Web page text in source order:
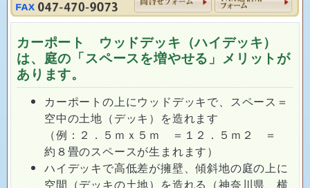
カーポート ウッドデッキ（ハイデッキ）
は、庭の「スペースを増やせる」メリットが
あります。
カーポートの上にウッドデッキで、スペース＝
空中の土地（デッキ）を造れます
（例：２．５ｍｘ５ｍ ＝１２．５ｍ２ ＝
約８畳のスペースが生まれます）
ハイデッキで高低差が擁壁、傾斜地の庭の上に
空間（デッキの土地）を造れる（神奈川県、横